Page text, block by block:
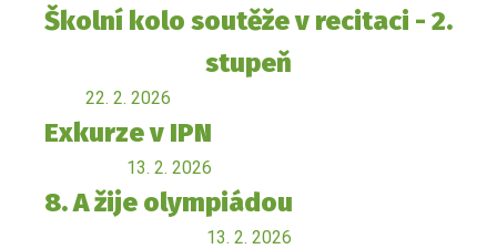
Školní kolo soutěže v recitaci - 2.
stupeň
22. 2. 2026
Exkurze v IPN
13. 2. 2026
8. A žije olympiádou
13. 2. 2026